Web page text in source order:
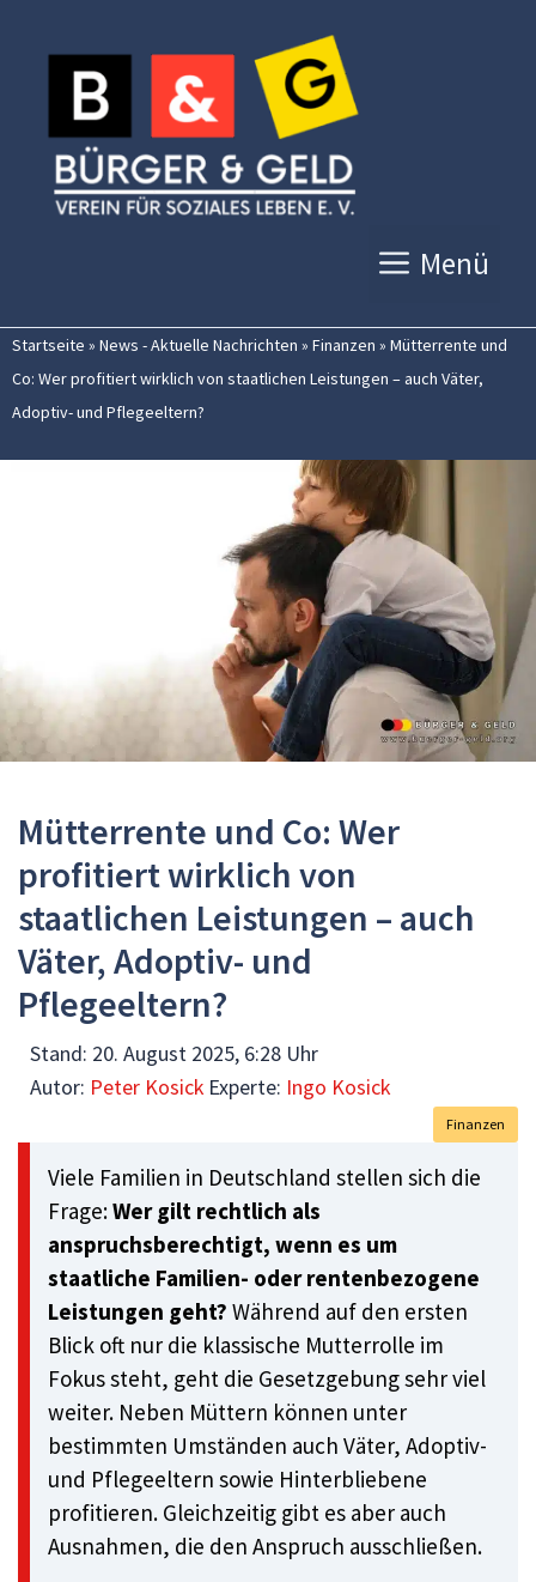
Inhalt
springen
Menü
Startseite » News - Aktuelle Nachrichten » Finanzen » Mütterrente und
Co: Wer profitiert wirklich von staatlichen Leistungen – auch Väter,
Adoptiv- und Pflegeeltern?
Mütterrente und Co: Wer
profitiert wirklich von
staatlichen Leistungen – auch
Väter, Adoptiv- und
Pflegeeltern?
Stand: 20. August 2025, 6:28 Uhr
Autor: Peter Kosick Experte: Ingo Kosick
Finanzen
Viele Familien in Deutschland stellen sich die
Frage:Wer gilt rechtlich als
anspruchsberechtigt, wenn es um
staatliche Familien- oder rentenbezogene
Leistungen geht? Während auf den ersten
Blick oft nur die klassische Mutterrolle im
Fokus steht, geht die Gesetzgebung sehr viel
weiter. Neben Müttern können unter
bestimmten Umständen auch Väter, Adoptiv-
und Pflegeeltern sowie Hinterbliebene
profitieren. Gleichzeitig gibt es aber auch
Ausnahmen, die den Anspruch ausschließen.